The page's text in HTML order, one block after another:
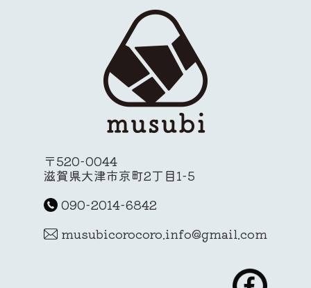
〒520-0044
滋賀県大津市京町2丁目1-5
090-2014-6842
musubicorocoro.info@gmail.com